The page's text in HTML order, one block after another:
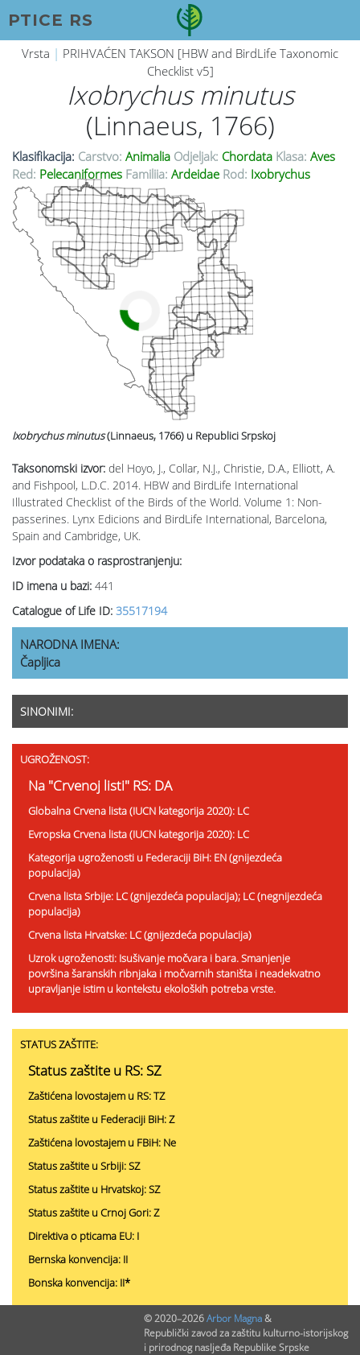
PTICE RS
Vrsta | PRIHVAĆEN TAKSON [HBW and BirdLife Taxonomic
Checklist v5]
Ixobrychus minutus
(Linnaeus, 1766)
Klasifikacija: Carstvo: Animalia Odjeljak: Chordata Klasa: Aves
Red: Pelecaniformes Familija: Ardeidae Rod: Ixobrychus
Taksonomski izvor: del Hoyo, J., Collar, N.J., Christie, D.A., Elliott, A.
and Fishpool, L.D.C. 2014. HBW and BirdLife International
Illustrated Checklist of the Birds of the World. Volume 1: Non-
passerines. Lynx Edicions and BirdLife International, Barcelona,
Spain and Cambridge, UK.
Izvor podataka o rasprostranjenju:
ID imena u bazi: 441
Catalogue of Life ID: 35517194
Ixobrychus minutus(Linnaeus, 1766) u Republici Srpskoj
NARODNA IMENA:
Čapljica
SINONIMI:
UGROŽENOST:
Na "Crvenoj listi" RS: DA
Globalna Crvena lista (IUCN kategorija 2020): LC
Evropska Crvena lista (IUCN kategorija 2020): LC
Kategorija ugroženosti u Federaciji BiH: EN (gnijezdeća
populacija)
Crvena lista Srbije: LC (gnijezdeća populacija); LC (negnijezdeća
populacija)
Crvena lista Hrvatske: LC (gnijezdeća populacija)
Uzrok ugroženosti: Isušivanje močvara i bara. Smanjenje
površina šaranskih ribnjaka i močvarnih staništa i neadekvatno
upravljanje istim u kontekstu ekoloških potreba vrste.
STATUS ZAŠTITE:
Status zaštite u RS: SZ
Zaštićena lovostajem u RS: TZ
Status zaštite u Federaciji BiH: Z
Zaštićena lovostajem u FBiH: Ne
Status zaštite u Srbiji: SZ
Status zaštite u Hrvatskoj: SZ
Status zaštite u Crnoj Gori: Z
Direktiva o pticama EU: I
Bernska konvencija: II
Bonska konvencija: II*
PODACI O NALAZIMA (ukupno 0)
© 2020–2026Arbor Magna&
Republički zavod za zaštitu kulturno-istorijskog
i prirodnog nasljeđa Republike Srpske